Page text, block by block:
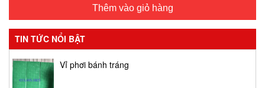
Thêm vào giỏ hàng
TIN TỨC NỔI BẬT
Vỉ phơi bánh tráng